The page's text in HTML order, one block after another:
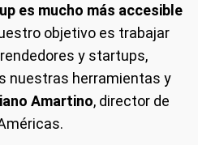
es mucho más accesible
objetivo es trabajar
y startups,
nuestras herramientas y
Amartino, director de